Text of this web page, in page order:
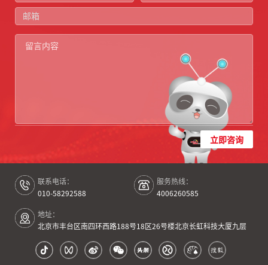
立即咨询
联系电话：
010-58292588
服务热线：
4006260585
地址：
北京市丰台区南四环西路188号18区26号楼北京长虹科技大厦九层